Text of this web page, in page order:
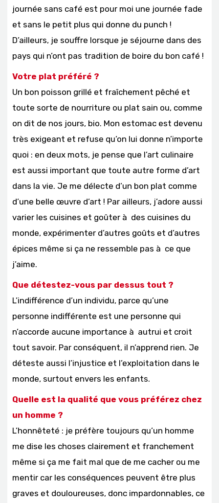
journée sans café est pour moi une journée fade
et sans le petit plus qui donne du punch !
D’ailleurs, je souffre lorsque je séjourne dans des
pays qui n’ont pas tradition de boire du bon café !
Votre plat préféré ?
Un bon poisson grillé et fraîchement pêché et
toute sorte de nourriture ou plat sain ou, comme
on dit de nos jours, bio. Mon estomac est devenu
très exigeant et refuse qu’on lui donne n’importe
quoi : en deux mots, je pense que l’art culinaire
est aussi important que toute autre forme d’art
dans la vie. Je me délecte d’un bon plat comme
d’une belle œuvre d’art ! Par ailleurs, j’adore aussi
varier les cuisines et goûter à des cuisines du
monde, expérimenter d’autres goûts et d’autres
épices même si ça ne ressemble pas à ce que
j’aime.
Que détestez-vous par dessus tout ?
L’indifférence d’un individu, parce qu’une
personne indifférente est une personne qui
n’accorde aucune importance à autrui et croit
tout savoir. Par conséquent, il n’apprend rien. Je
déteste aussi l’injustice et l’exploitation dans le
monde, surtout envers les enfants.
Quelle est la qualité que vous préférez chez
un homme ?
L’honnêteté : je préfère toujours qu’un homme
me dise les choses clairement et franchement
même si ça me fait mal que de me cacher ou me
mentir car les conséquences peuvent être plus
graves et douloureuses, donc impardonnables, ce